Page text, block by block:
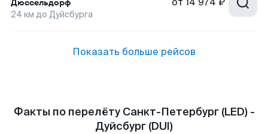
Дюссельдорф
24 км до Дуйсбурга
Показать больше рейсов
Факты по перелёту Санкт-Петербург (LED) -
Дуйсбург (DUI)